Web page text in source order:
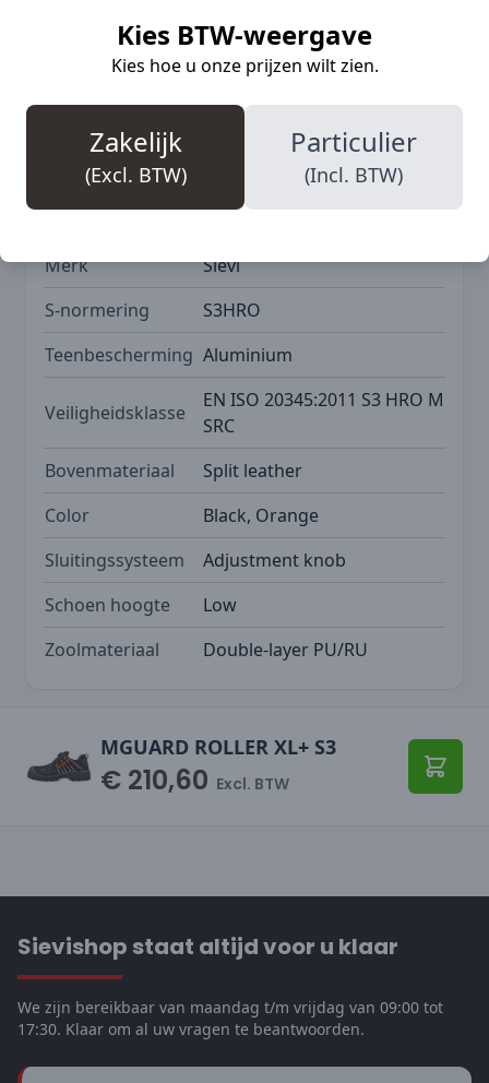
Kies BTW-weergave
Kies hoe u onze prijzen wilt zien.
Zakelijk
(Excl. BTW)
Particulier
(Incl. BTW)
Meer informatie
Merk
Sievi
S-normering
S3HRO
Teenbescherming Aluminium
Veiligheidsklasse
EN ISO 20345:2011 S3 HRO M
SRC
Bovenmateriaal
Split leather
Color
Black, Orange
Sluitingssysteem
Adjustment knob
Schoen hoogte
Low
Zoolmateriaal
Double-layer PU/RU
MGUARD ROLLER XL+ S3
€ 210,60 Excl. BTW
Sievishop staat altijd voor u klaar
We zijn bereikbaar van maandag t/m vrijdag van 09:00 tot
17:30. Klaar om al uw vragen te beantwoorden.